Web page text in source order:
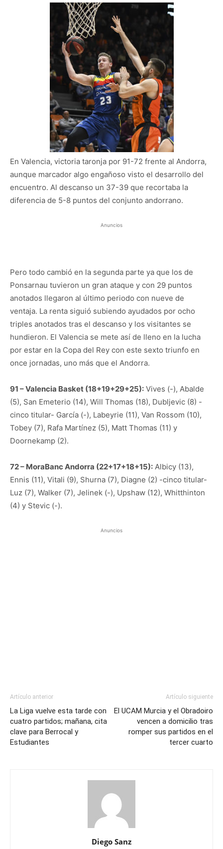
En Valencia, victoria taronja por 91-72 frente al Andorra,
aunque marcador algo engañoso visto el desarrollo del
encuentro. Al descanso un 37-39 que recortaba la
diferencia de 5-8 puntos del conjunto andorrano.
Anuncios
Pero todo cambió en la segunda parte ya que los de
Ponsarnau tuvieron un gran ataque y con 29 puntos
anotados llegaron al último periodo con nueve de
ventaja. La renta siguió subiendo ayudados por ocho
triples anotados tras el descanso y los visitantes se
hundieron. El Valencia se mete así de lleno en la lucha
por estar en la Copa del Rey con este sexto triunfo en
once jornadas, uno más que el Andorra.
91 – Valencia Basket (18+19+29+25): Vives (-), Abalde
(5), San Emeterio (14), Will Thomas (18), Dubljevic (8) -
cinco titular- García (-), Labeyrie (11), Van Rossom (10),
Tobey (7), Rafa Martínez (5), Matt Thomas (11) y
Doornekamp (2).
72 – MoraBanc Andorra (22+17+18+15): Albicy (13),
Ennis (11), Vitali (9), Shurna (7), Diagne (2) -cinco titular-
Luz (7), Walker (7), Jelinek (-), Upshaw (12), Whitthinton
(4) y Stevic (-).
Anuncios
Artículo anterior
La Liga vuelve esta tarde con
cuatro partidos; mañana, cita
clave para Berrocal y
Estudiantes
Artículo siguiente
El UCAM Murcia y el Obradoiro
vencen a domicilio tras
romper sus partidos en el
tercer cuarto
Diego Sanz